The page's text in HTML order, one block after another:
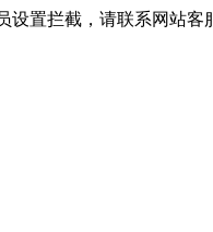
置拦截，请联系网站客